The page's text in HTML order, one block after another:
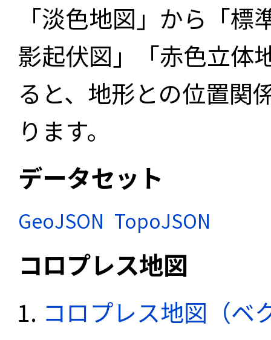
「淡色地図」から「
影起伏図」「赤色立体
ると、地形との位置関
ります。
データセット
GeoJSON TopoJSON
コロプレス地図
コロプレス地図（ベ